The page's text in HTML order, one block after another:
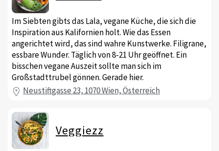
Im Siebten gibts das Lala, vegane Küche, die sich die
Inspiration aus Kalifornien holt. Wie das Essen
angerichtet wird, das sind wahre Kunstwerke. Filigrane,
essbare Wunder. Täglich von 8-21 Uhr geöffnet. Ein
bisschen vegane Auszeit sollte man sich im
Großstadttrubel gönnen. Gerade hier.
Neustiftgasse 23, 1070 Wien, Österreich
Veggiezz